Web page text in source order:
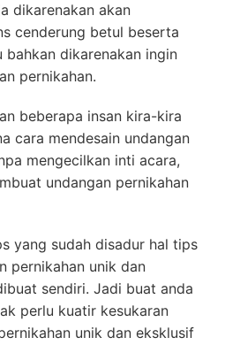
dikarenakan akan
cenderung betul beserta
dikarenakan ingin
pernikahan.
beberapa insan kira-kira
cara mendesain undangan
mengecilkan inti acara,
undangan pernikahan
yang sudah disadur hal tips
pernikahan unik dan
sendiri. Jadi buat anda
perlu kuatir kesukaran
unik dan eksklusif